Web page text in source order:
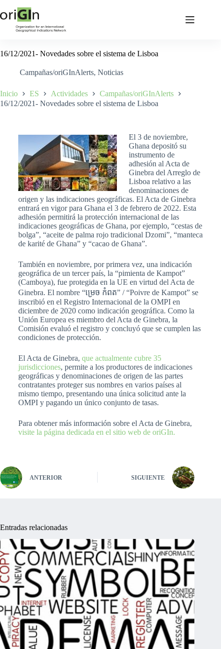
16/12/2021- Novedades sobre el sistema de Lisboa
Campañas/oriGInAlerts, Noticias
Inicio ES Actividades
Campañas/oriGInAlerts
16/12/2021- Novedades sobre el sistema de Lisboa
El 3 de noviembre,
Ghana depositó su
instrumento de
adhesión al Acta de
Ginebra del Arreglo de
Lisboa relativo a las
denominaciones de
origen y las indicaciones geográficas. El Acta de Ginebra
entrará en vigor para Ghana el 3 de febrero de 2022. Esta
adhesión permitirá la protección internacional de las
indicaciones geográficas de Ghana, por ejemplo, “cestas de
bolga”, “aceite de palma rojo tradicional Dzomi”, “manteca
de karité de Ghana” y “cacao de Ghana”.
También en noviembre, por primera vez, una indicación
geográfica de un tercer país, la “pimienta de Kampot”
(Camboya), fue protegida en la UE en virtud del Acta de
Ginebra. El nombre “ម្រេច កំពត” / “Poivre de Kampot” se
inscribió en el Registro Internacional de la OMPI en
diciembre de 2020 como indicación geográfica. Como la
Unión Europea es miembro del Acta de Ginebra, la
Comisión evaluó el registro y concluyó que se cumplen las
condiciones de protección.
El Acta de Ginebra, que actualmente cubre 35
jurisdicciones, permite a los productores de indicaciones
geográficas y denominaciones de origen de las partes
contratantes proteger sus nombres en varios países al
mismo tiempo, presentando una única solicitud ante la
OMPI y pagando un único conjunto de tasas.
Para obtener más información sobre el Acta de Ginebra,
visite la página dedicada en el sitio web de oriGIn.
ANTERIOR SIGUIENTE
Entradas relacionadas